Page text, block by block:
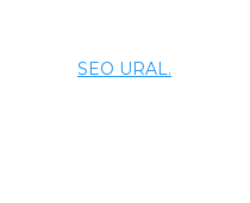
SEO URAL.